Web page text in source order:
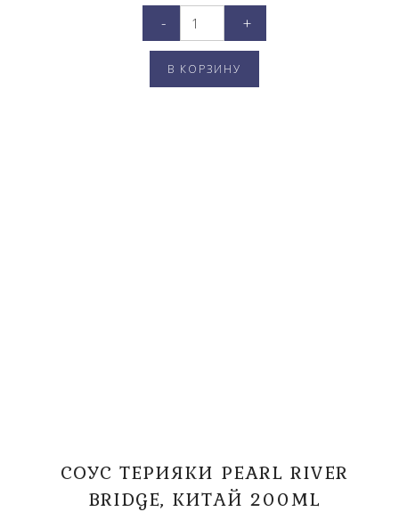
- +
СОУС ТЕРИЯКИ PEARL RIVER
BRIDGE, КИТАЙ 200ML